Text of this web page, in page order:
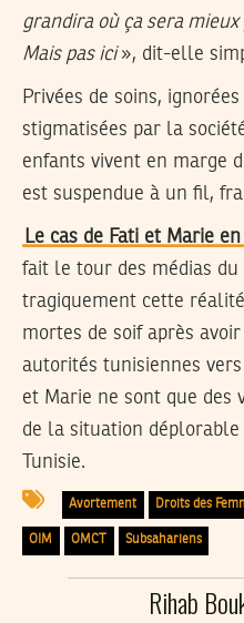
grandira où ça sera
Mais pas ici», dit-elle
Privées de soins,
stigmatisées par la
enfants vivent en marge
est suspendue à un fil,
Le cas de Fati et Marie
fait le tour des médias
tragiquement cette
mortes de soif après
autorités tunisiennes
et Marie ne sont que des
de la situation
Tunisie.
Avortement Droits des
OIM OMCT Subsahariens
Rihab